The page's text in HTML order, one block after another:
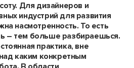
Для дизайнеров и
индустрий для развития
насмотренность. То есть
– тем больше разбираешься.
практика, вне
каким конкретным